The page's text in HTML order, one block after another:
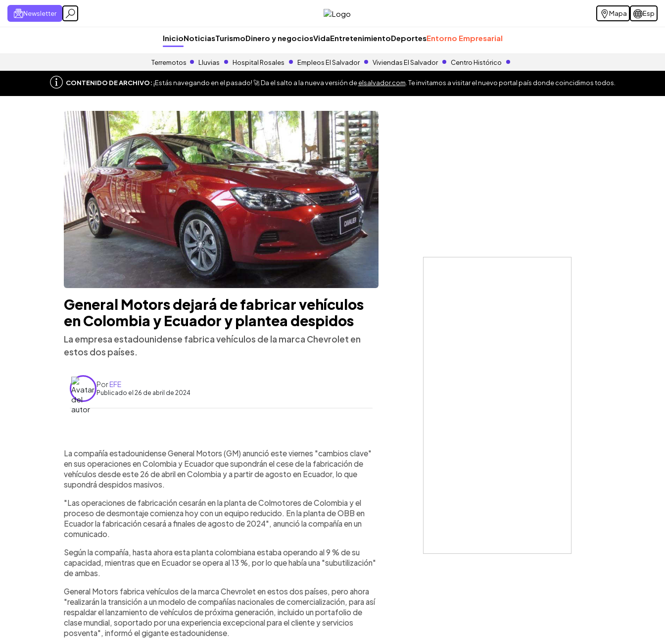
Newsletter Mapa Esp
InicioNoticiasTurismoDinero y negociosVidaEntretenimientoDeportesEntorno Empresarial
Terremotos Lluvias Hospital Rosales Empleos El Salvador Viviendas El Salvador Centro Histórico
CONTENIDO DE ARCHIVO:¡Estás navegando en el pasado! 🚀 Da el salto a la nueva versión deelsalvador.com . Te invitamos a visitar el nuevo portal país donde coincidimos todos.
General Motors dejará de fabricar vehículos
en Colombia y Ecuador y plantea despidos
La empresa estadounidense fabrica vehículos de la marca Chevrolet en
estos dos países.
PorEFE
Publicado el 26 de abril de 2024
► Escuchar artículo
La compañía estadounidense General Motors (GM) anunció este viernes "cambios clave"
en sus operaciones en Colombia y Ecuador que supondrán el cese de la fabricación de
vehículos desde este 26 de abril en Colombia y a partir de agosto en Ecuador, lo que
supondrá despidos masivos.
"Las operaciones de fabricación cesarán en la planta de Colmotores de Colombia y el
proceso de desmontaje comienza hoy con un equipo reducido. En la planta de OBB en
Ecuador la fabricación cesará a finales de agosto de 2024", anunció la compañía en un
comunicado.
Según la compañía, hasta ahora esta planta colombiana estaba operando al 9 % de su
capacidad, mientras que en Ecuador se opera al 13 %, por lo que había una "subutilización"
de ambas.
General Motors fabrica vehículos de la marca Chevrolet en estos dos países, pero ahora
"realizarán la transición a un modelo de compañías nacionales de comercialización, para así
respaldar el lanzamiento de vehículos de próxima generación, incluido un portafolio de
clase mundial, soportado por una experiencia excepcional para el cliente y servicios
posventa", informó el gigante estadounidense.